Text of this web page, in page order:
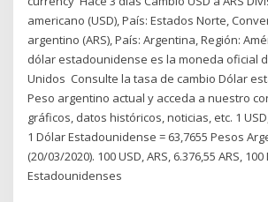
americano (USD), País: Estados Norte,
argentino (ARS), País: Argentina, Región:
dólar estadounidense es la moneda oficial
Unidos Consulte la tasa de cambio Dólar
Peso argentino actual y acceda a nuestro
gráficos, datos históricos, noticias, etc. 1 USD,
1 Dólar Estadounidense = 63,7655 Pesos
(20/03/2020). 100 USD, ARS, 6.376,55 ARS,
Estadounidenses